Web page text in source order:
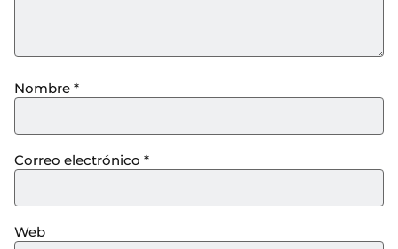
Nombre *
Correo electrónico *
Web